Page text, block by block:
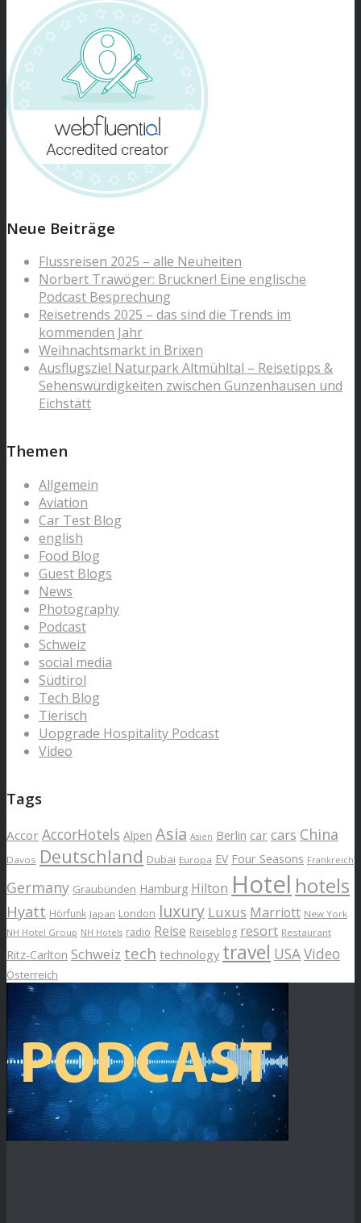
Neue Beiträge
Flussreisen 2025 – alle Neuheiten
Norbert Trawöger: Bruckner! Eine englische
Podcast Besprechung
Reisetrends 2025 – das sind die Trends im
kommenden Jahr
Weihnachtsmarkt in Brixen
Ausflugsziel Naturpark Altmühltal – Reisetipps &
Sehenswürdigkeiten zwischen Gunzenhausen und
Eichstätt
Themen
Allgemein
Aviation
Car Test Blog
english
Food Blog
Guest Blogs
News
Photography
Podcast
Schweiz
social media
Südtirol
Tech Blog
Tierisch
Uopgrade Hospitality Podcast
Video
Tags
Accor AccorHotels Alpen Asia Asien Berlin car cars China
Davos Deutschland Dubai Europa EV Four Seasons Frankreich
Germany Graubünden Hamburg Hilton Hotel hotels
Hyatt Hörfunk Japan London luxury Luxus Marriott New York
NH Hotel Group NH Hotels radio Reise Reiseblog resort Restaurant
Ritz-Carlton Schweiz tech technology travel USAVideo
Österreich